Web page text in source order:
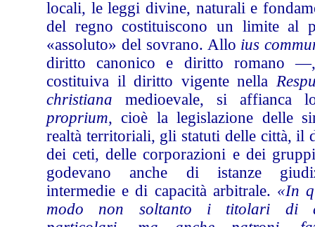
locali, le leggi divine, naturali e
del regno costituiscono un limite al
«assoluto» del sovrano. Allo ius
diritto canonico e diritto romano
costituiva il diritto vigente nella
christiana medioevale, si affianca
proprium, cioè la legislazione delle
realtà territoriali, gli statuti delle città, il
dei ceti, delle corporazioni e dei
godevano anche di istanze
intermedie e di capacità arbitrale. «In
modo non soltanto i titolari di